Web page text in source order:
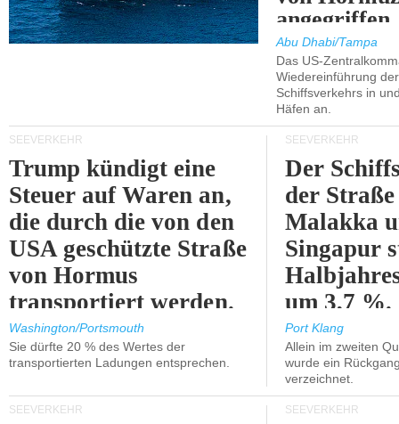
angegriffen.
Abu Dhabi/Tampa
Das US-
Wiedereinführung
Schiffsverkehrs in
Häfen an.
SEEVERKEHR
Trump kündigt eine
Steuer auf Waren an,
die durch die von den
USA geschützte Straße
von Hormus
transportiert werden.
Washington/Portsmouth
Sie dürfte 20 % des Wertes der
transportierten Ladungen entsprechen.
SEEVERKEHR
Der
der
Malakka
Singapur
um 3,7 %.
Port Klang
Allein im zweiten
wurde ein
verzeichnet.
SEEVERKEHR SEEVERKEHR